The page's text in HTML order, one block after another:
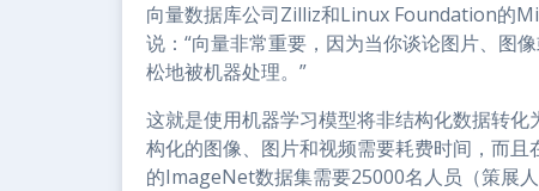
向量数据库公司Zilliz和Linux Foundation的
说：“向量非常重要，因为当你谈论图片、图
松地被机器处理。”
这就是使用机器学习模型将非结构化数据转
构化的图像、图片和视频需要耗费时间，而
的ImageNet数据集需要25000名人员（策展人